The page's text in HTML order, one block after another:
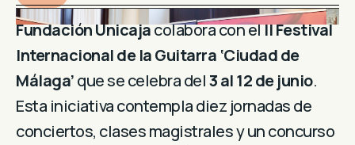
Fundación Unicajacolabora con elII Festival
Internacional de la Guitarra ‘Ciudad de
Málaga’que se celebra del3 al 12 de junio.
Esta iniciativa contempla diez jornadas de
conciertos, clases magistrales y un concurso